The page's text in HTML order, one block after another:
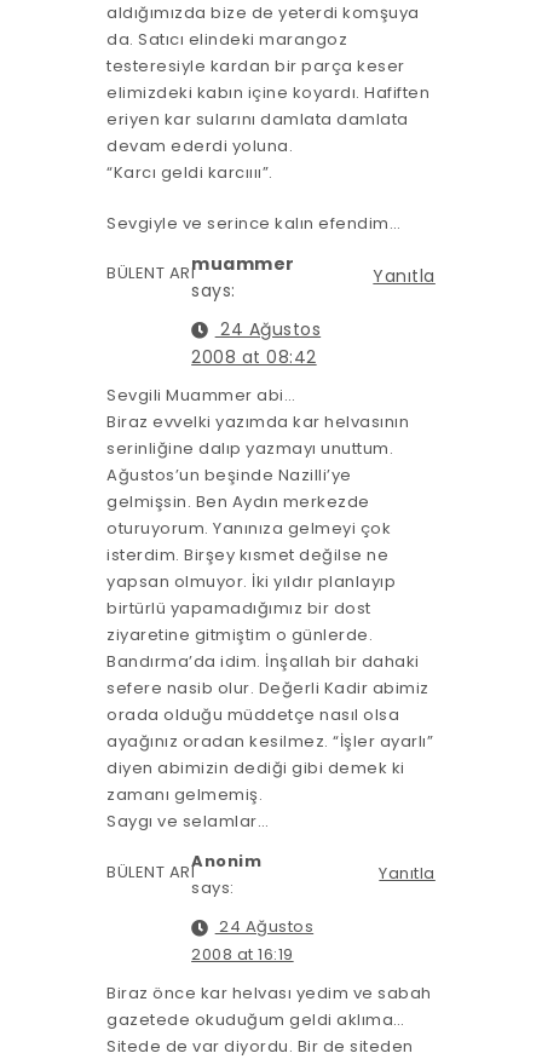
aldığımızda bize de yeterdi komşuya
da. Satıcı elindeki marangoz
testeresiyle kardan bir parça keser
elimizdeki kabın içine koyardı. Hafiften
eriyen kar sularını damlata damlata
devam ederdi yoluna.
“Karcı geldi karcıııı”.
Sevgiyle ve serince kalın efendim…
BÜLENT ARI Yanıtla
muammer
says:
24 Ağustos
2008 at 08:42
Sevgili Muammer abi…
Biraz evvelki yazımda kar helvasının
serinliğine dalıp yazmayı unuttum.
Ağustos’un beşinde Nazilli’ye
gelmişsin. Ben Aydın merkezde
oturuyorum. Yanınıza gelmeyi çok
isterdim. Birşey kısmet değilse ne
yapsan olmuyor. İki yıldır planlayıp
birtürlü yapamadığımız bir dost
ziyaretine gitmiştim o günlerde.
Bandırma’da idim. İnşallah bir dahaki
sefere nasib olur. Değerli Kadir abimiz
orada olduğu müddetçe nasıl olsa
ayağınız oradan kesilmez. “İşler ayarlı”
diyen abimizin dediği gibi demek ki
zamanı gelmemiş.
Saygı ve selamlar…
BÜLENT ARI Yanıtla
Anonim
says:
24 Ağustos
2008 at 16:19
Biraz önce kar helvası yedim ve sabah
gazetede okuduğum geldi aklıma…
Sitede de var diyordu. Bir de siteden